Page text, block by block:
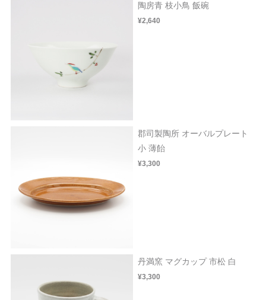
陶房青 枝小鳥 飯碗
¥2,640
郡司製陶所 オーバルプレート
小 薄飴
¥3,300
丹満窯 マグカップ 市松 白
¥3,300